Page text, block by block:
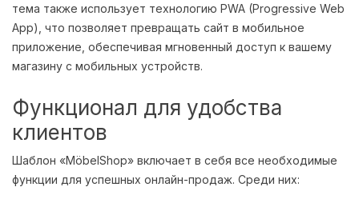
тема также использует технологию PWA (Progressive Web
App), что позволяет превращать сайт в мобильное
приложение, обеспечивая мгновенный доступ к вашему
магазину с мобильных устройств.
Функционал для удобства
клиентов
Шаблон «MöbelShop» включает в себя все необходимые
функции для успешных онлайн-продаж. Среди них: